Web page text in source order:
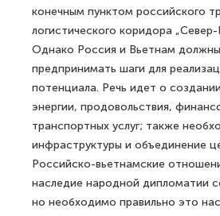
конечным пунктом российского
логистического коридора
Однако Россия и Вьетнам
предпринимать шаги для
потенциала. Речь идет о
энергии, продовольствия,
транспортных услуг; также
инфраструктуры и объединение
Российско-вьетнамские
наследие народной дипломатии
но необходимо правильно это